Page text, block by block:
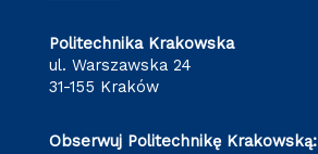
Politechnika Krakowska
ul. Warszawska 24
31-155 Kraków
Obserwuj Politechnikę Krakowską: